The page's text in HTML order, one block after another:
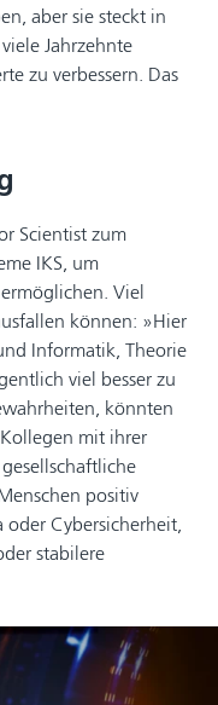
aber sie steckt in
Jahrzehnte
zu verbessern. Das
Scientist zum
IKS, um
Viel
können: »Hier
Informatik, Theorie
viel besser zu
könnten
mit ihrer
positiv
Cybersicherheit,
stabilere